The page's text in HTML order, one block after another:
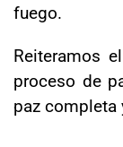
fuego.
Reiteramos
proceso de
paz completa